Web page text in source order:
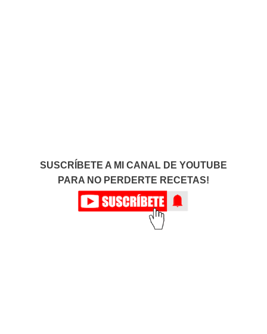
SUSCRÍBETE A MI CANAL DE YOUTUBE
PARA NO PERDERTE RECETAS!